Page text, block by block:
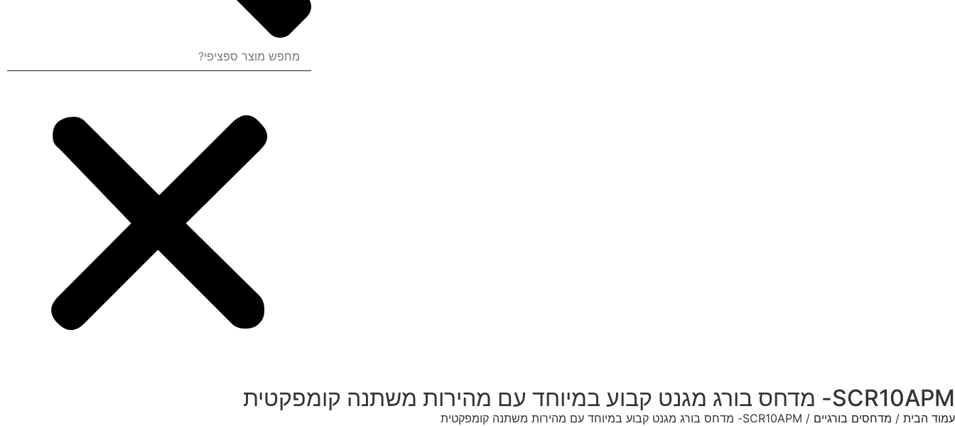
SCR10APM- מדחס בורג מגנט קבוע במיוחד עם מהירות משתנה קומפקטית
עמוד הבית / מדחסים בורגיים / SCR10APM- מדחס בורג מגנט קבוע במיוחד עם מהירות משתנה קומפקטית